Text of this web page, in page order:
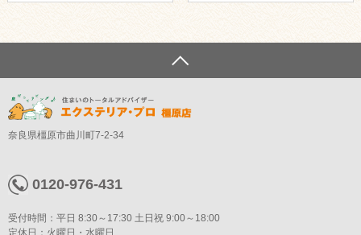
奈良県橿原市曲川町7-2-34
0120-976-431
受付時間：平日 8:30～17:30 土日祝 9:00～18:00
定休日：火曜日・水曜日